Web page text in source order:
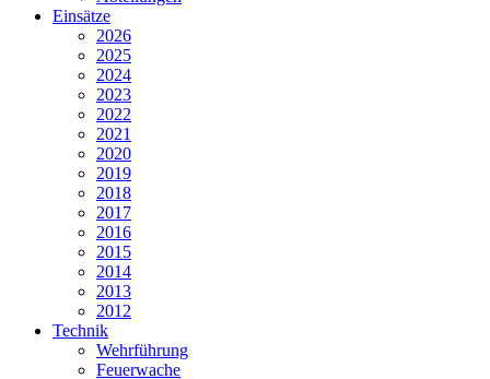
Einsätze
2026
2025
2024
2023
2022
2021
2020
2019
2018
2017
2016
2015
2014
2013
2012
Technik
Wehrführung
Feuerwache